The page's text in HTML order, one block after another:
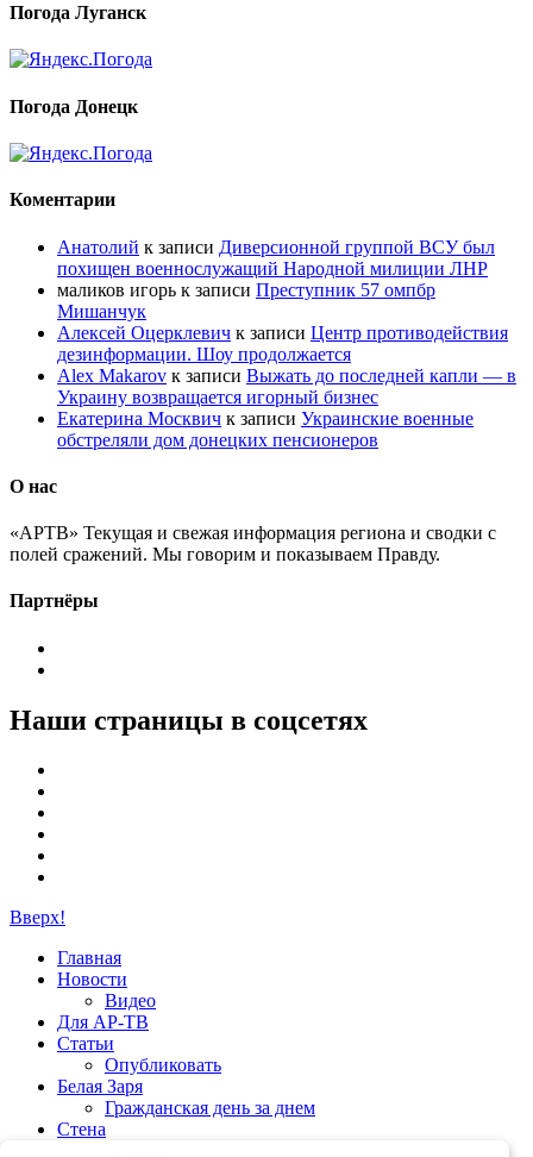
Погода Луганск
Погода Донецк
Коментарии
Анатолий к записи Диверсионной группой ВСУ был
похищен военнослужащий Народной милиции ЛНР
маликов игорь к записи Преступник 57 омпбр
Мишанчук
Алексей Оцерклевич к записи Центр противодействия
дезинформации. Шоу продолжается
Alex Makarov к записи Выжать до последней капли — в
Украину возвращается игорный бизнес
Екатерина Москвич к записи Украинские военные
обстреляли дом донецких пенсионеров
О нас
«АРТВ» Текущая и свежая информация региона и сводки с
полей сражений. Мы говорим и показываем Правду.
Партнёры
Наши страницы в соцсетях
Вверх!
Главная
Новости
Видео
Для АР-ТВ
Статьи
Опубликовать
Белая Заря
Гражданская день за днем
Стена